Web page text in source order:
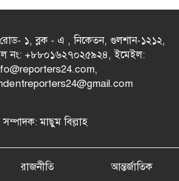
১, ব্লক - এ , নিকেতন, গুলশান-১২১২,
নং: +৮৮০১৬২৭০২৫৯২৪, ইমেইল:
সম্পাদক: মাছুম বিল্লাহ
রাজনীতি আন্তর্জাতিক